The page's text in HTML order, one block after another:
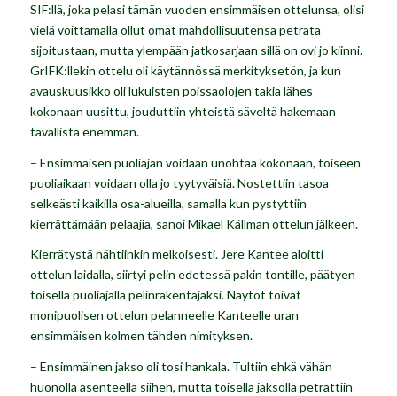
SIF:llä, joka pelasi tämän vuoden ensimmäisen ottelunsa, olisi
vielä voittamalla ollut omat mahdollisuutensa petrata
sijoitustaan, mutta ylempään jatkosarjaan sillä on ovi jo kiinni.
GrIFK:llekin ottelu oli käytännössä merkityksetön, ja kun
avauskuusikko oli lukuisten poissaolojen takia lähes
kokonaan uusittu, jouduttiin yhteistä säveltä hakemaan
tavallista enemmän.
– Ensimmäisen puoliajan voidaan unohtaa kokonaan, toiseen
puoliaikaan voidaan olla jo tyytyväisiä. Nostettiin tasoa
selkeästi kaikilla osa-alueilla, samalla kun pystyttiin
kierrättämään pelaajia, sanoi Mikael Källman ottelun jälkeen.
Kierrätystä nähtiinkin melkoisesti. Jere Kantee aloitti
ottelun laidalla, siirtyi pelin edetessä pakin tontille, päätyen
toisella puoliajalla pelinrakentajaksi. Näytöt toivat
monipuolisen ottelun pelanneelle Kanteelle uran
ensimmäisen kolmen tähden nimityksen.
– Ensimmäinen jakso oli tosi hankala. Tultiin ehkä vähän
huonolla asenteella siihen, mutta toisella jaksolla petrattiin